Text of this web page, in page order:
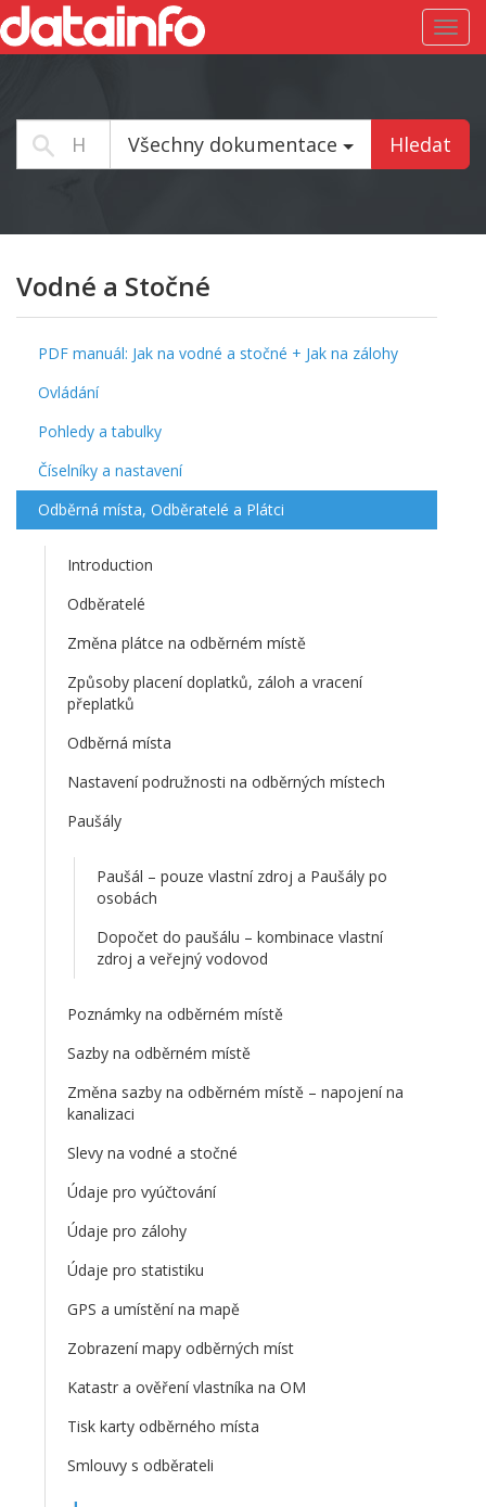
Všechny dokumentace Hledat
Vodné a Stočné
PDF manuál: Jak na vodné a stočné + Jak na zálohy
Ovládání
Pohledy a tabulky
Číselníky a nastavení
Odběrná místa, Odběratelé a Plátci
Introduction
Odběratelé
Změna plátce na odběrném místě
Způsoby placení doplatků, záloh a vracení
přeplatků
Odběrná místa
Nastavení podružnosti na odběrných místech
Paušály
Paušál – pouze vlastní zdroj a Paušály po
osobách
Dopočet do paušálu – kombinace vlastní
zdroj a veřejný vodovod
Poznámky na odběrném místě
Sazby na odběrném místě
Změna sazby na odběrném místě – napojení na
kanalizaci
Slevy na vodné a stočné
Údaje pro vyúčtování
Údaje pro zálohy
Údaje pro statistiku
GPS a umístění na mapě
Zobrazení mapy odběrných míst
Katastr a ověření vlastníka na OM
Tisk karty odběrného místa
Smlouvy s odběrateli